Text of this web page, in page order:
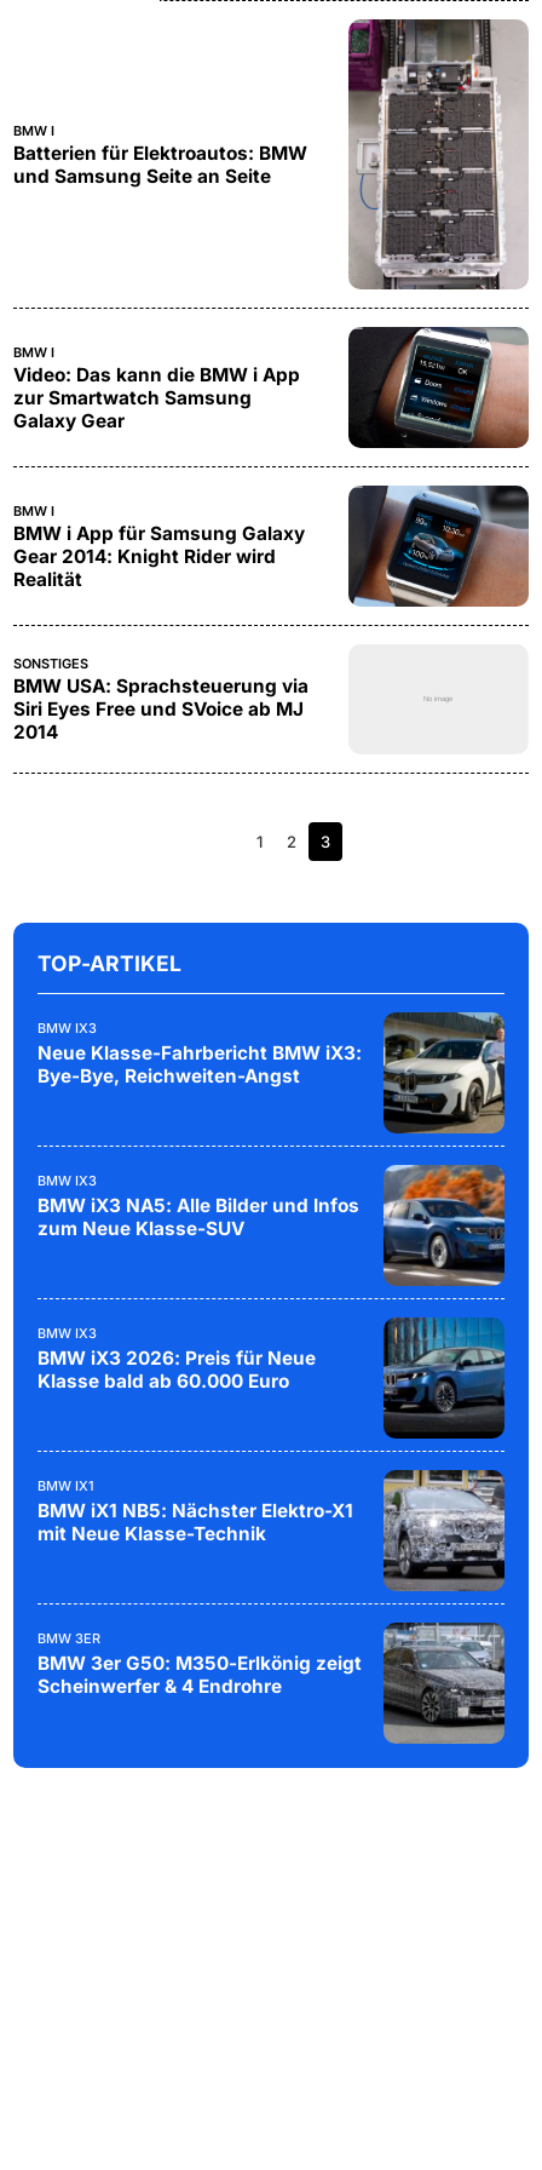
BMW I
Batterien für Elektroautos: BMW
und Samsung Seite an Seite
BMW I
Video: Das kann die BMW i App
zur Smartwatch Samsung
Galaxy Gear
BMW I
BMW i App für Samsung Galaxy
Gear 2014: Knight Rider wird
Realität
SONSTIGES
BMW USA: Sprachsteuerung via
Siri Eyes Free und SVoice ab MJ
2014
1 2 3
TOP-ARTIKEL
BMW IX3
Neue Klasse-Fahrbericht BMW iX3:
Bye-Bye, Reichweiten-Angst
BMW IX3
BMW iX3 NA5: Alle Bilder und Infos
zum Neue Klasse-SUV
BMW IX3
BMW iX3 2026: Preis für Neue
Klasse bald ab 60.000 Euro
BMW IX1
BMW iX1 NB5: Nächster Elektro-X1
mit Neue Klasse-Technik
BMW 3ER
BMW 3er G50: M350-Erlkönig zeigt
Scheinwerfer & 4 Endrohre